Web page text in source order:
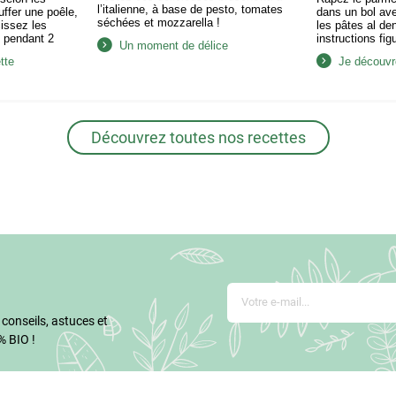
une poêle,
les
2
l’ail
en petits
l’italienne, à base de pesto, tomates
séchées et mozzarella !
Un moment de délice
dans un bol
les pâtes al
instructions
Portez une
et ajoutez les
salez,…
Je
Découvrez toutes nos recettes
astuces et
BIO !